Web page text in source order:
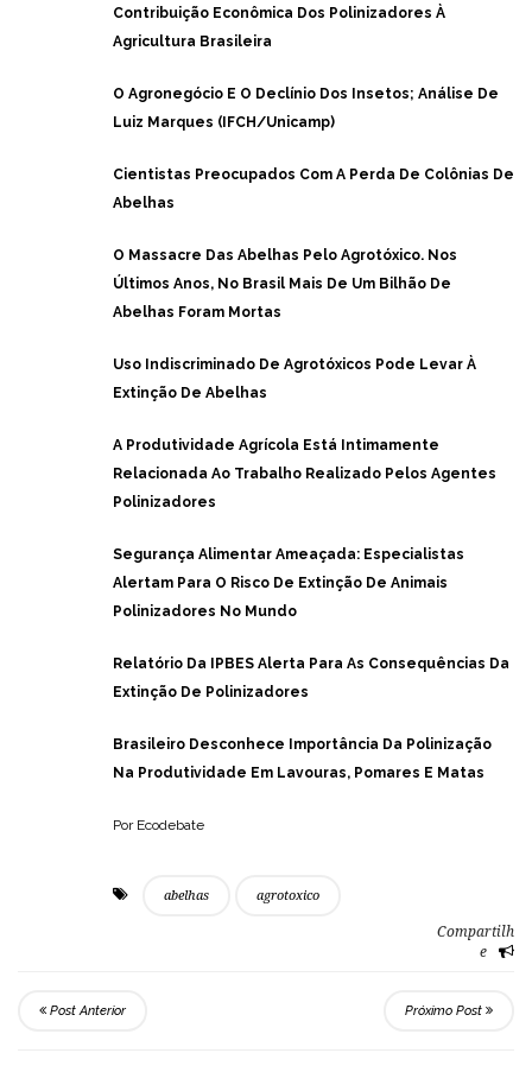
Contribuição Econômica Dos Polinizadores À
Agricultura Brasileira
O Agronegócio E O Declínio Dos Insetos; Análise De
Luiz Marques (IFCH/Unicamp)
Cientistas Preocupados Com A Perda De Colônias De
Abelhas
O Massacre Das Abelhas Pelo Agrotóxico. Nos
Últimos Anos, No Brasil Mais De Um Bilhão De
Abelhas Foram Mortas
Uso Indiscriminado De Agrotóxicos Pode Levar À
Extinção De Abelhas
A Produtividade Agrícola Está Intimamente
Relacionada Ao Trabalho Realizado Pelos Agentes
Polinizadores
Segurança Alimentar Ameaçada: Especialistas
Alertam Para O Risco De Extinção De Animais
Polinizadores No Mundo
Relatório Da IPBES Alerta Para As Consequências Da
Extinção De Polinizadores
Brasileiro Desconhece Importância Da Polinização
Na Produtividade Em Lavouras, Pomares E Matas
Por Ecodebate
abelhas agrotoxico
Compartilh
e
Post Anterior Próximo Post